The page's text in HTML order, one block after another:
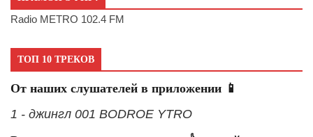
Radio METRO 102.4 FM
ТОП 10 ТРЕКОВ
От наших слушателей в приложении 📱
1 - джингл 001 BODROE YTRO